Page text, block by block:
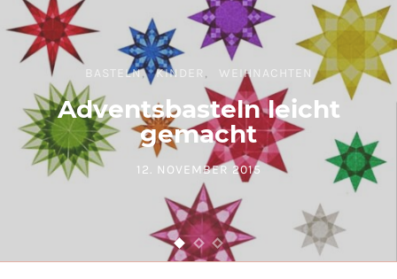
BASTELN KINDER WEIHNACHTEN
Adventsbasteln leicht
gemacht
POSTED ON
12. NOVEMBER 2015